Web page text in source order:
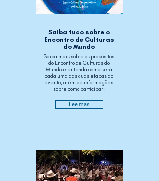
Saiba tudo sobre o
Encontro de Culturas
do Mundo
Saiba mais sobre os propósitos
do Encontro de Culturas do
Mundo e entenda como será
cada uma das duas etapas do
evento, além de informações
sobre como participar:
Lee mas